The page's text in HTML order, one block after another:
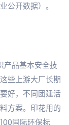
公开数据）。
产品基本安全技
些上游大厂长期
好，不同团建活
方案。印花用的
国际环保标